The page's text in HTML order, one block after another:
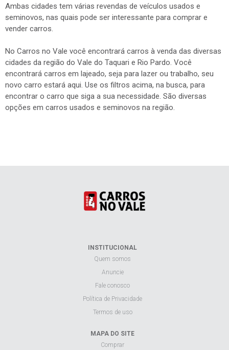
Ambas cidades tem várias revendas de veículos usados e
seminovos, nas quais pode ser interessante para comprar e
vender carros.
No Carros no Vale você encontrará carros à venda das diversas
cidades da região do Vale do Taquari e Rio Pardo. Você
encontrará carros em lajeado, seja para lazer ou trabalho, seu
novo carro estará aqui. Use os filtros acima, na busca, para
encontrar o carro que siga a sua necessidade. São diversas
opções em carros usados e seminovos na região.
INSTITUCIONAL
Quem somos
Anuncie
Fale conosco
Política de Privacidade
Termos de uso
MAPA DO SITE
Comprar